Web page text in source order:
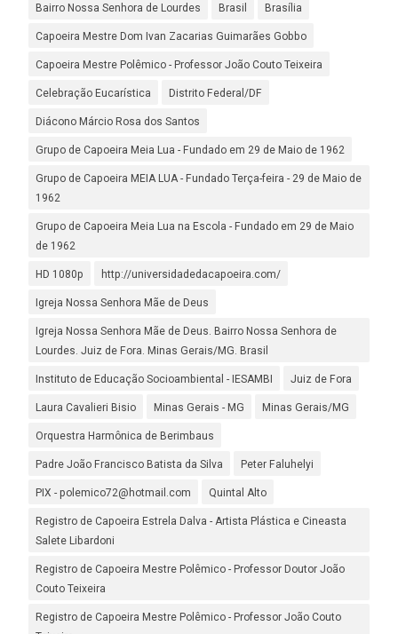
Bairro Nossa Senhora de Lourdes Brasil Brasília
Capoeira Mestre Dom Ivan Zacarias Guimarães Gobbo
Capoeira Mestre Polêmico - Professor João Couto Teixeira
Celebração Eucarística Distrito Federal/DF
Diácono Márcio Rosa dos Santos
Grupo de Capoeira Meia Lua - Fundado em 29 de Maio de 1962
Grupo de Capoeira MEIA LUA - Fundado Terça-feira - 29 de Maio de
1962
Grupo de Capoeira Meia Lua na Escola - Fundado em 29 de Maio
de 1962
HD 1080p http://universidadedacapoeira.com/
Igreja Nossa Senhora Mãe de Deus
Igreja Nossa Senhora Mãe de Deus. Bairro Nossa Senhora de
Lourdes. Juiz de Fora. Minas Gerais/MG. Brasil
Instituto de Educação Socioambiental - IESAMBI Juiz de Fora
Laura Cavalieri Bisio Minas Gerais - MG Minas Gerais/MG
Orquestra Harmônica de Berimbaus
Padre João Francisco Batista da Silva Peter Faluhelyi
PIX - polemico72@hotmail.com Quintal Alto
Registro de Capoeira Estrela Dalva - Artista Plástica e Cineasta
Salete Libardoni
Registro de Capoeira Mestre Polêmico - Professor Doutor João
Couto Teixeira
Registro de Capoeira Mestre Polêmico - Professor João Couto